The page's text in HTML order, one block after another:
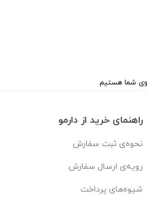
راهنمای خرید از دارمو
نحوه‌ی ثبت سفارش
رویه‌ی ارسال سفارش
شیوه‌های پرداخت